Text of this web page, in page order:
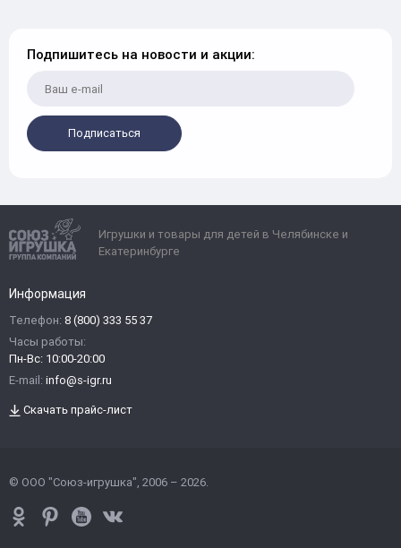
Подпишитесь на новости и акции:
Подписаться
Игрушки и товары для детей в Челябинске и
Екатеринбурге
Информация
Телефон: 8 (800) 333 55 37
Часы работы:
Пн-Вс: 10:00-20:00
E-mail: info@s-igr.ru
Скачать прайс-лист
© ООО "Союз-игрушка", 2006 – 2026.